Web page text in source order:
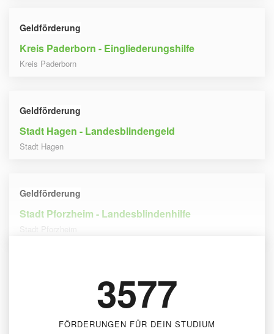
Geldförderung
Kreis Paderborn - Eingliederungshilfe
Kreis Paderborn
Geldförderung
Stadt Hagen - Landesblindengeld
Stadt Hagen
Geldförderung
Stadt Pforzheim - Landesblindenhilfe
Stadt Pforzheim
3577
FÖRDERUNGEN FÜR DEIN STUDIUM